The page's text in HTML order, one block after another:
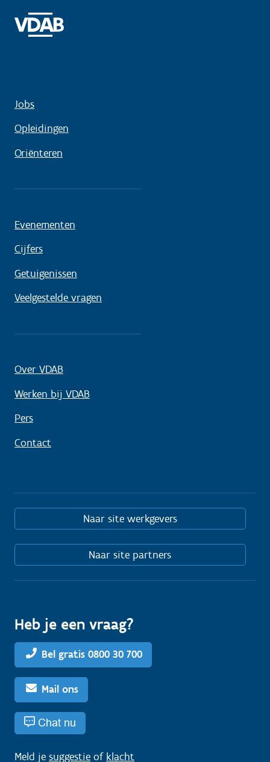
Jobs
Opleidingen
Oriënteren
Evenementen
Cijfers
Getuigenissen
Veelgestelde vragen
Over VDAB
Werken bij VDAB
Pers
Contact
Naar site werkgevers
Naar site partners
Heb je een vraag?
Bel gratis 0800 30 700
Mail ons
Chat nu
Meld je suggestie of klacht